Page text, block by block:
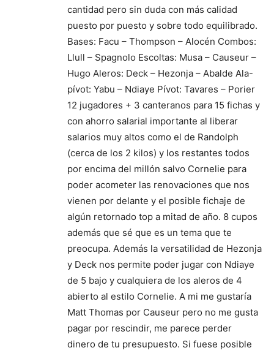
cantidad pero sin duda con más calidad
puesto por puesto y sobre todo equilibrado.
Bases: Facu – Thompson – Alocén Combos:
Llull – Spagnolo Escoltas: Musa – Causeur –
Hugo Aleros: Deck – Hezonja – Abalde Ala-
pívot: Yabu – Ndiaye Pívot: Tavares – Porier
12 jugadores + 3 canteranos para 15 fichas y
con ahorro salarial importante al liberar
salarios muy altos como el de Randolph
(cerca de los 2 kilos) y los restantes todos
por encima del millón salvo Cornelie para
poder acometer las renovaciones que nos
vienen por delante y el posible fichaje de
algún retornado top a mitad de año. 8 cupos
además que sé que es un tema que te
preocupa. Además la versatilidad de Hezonja
y Deck nos permite poder jugar con Ndiaye
de 5 bajo y cualquiera de los aleros de 4
abierto al estilo Cornelie. A mi me gustaría
Matt Thomas por Causeur pero no me gusta
pagar por rescindir, me parece perder
dinero de tu presupuesto. Si fuese posible